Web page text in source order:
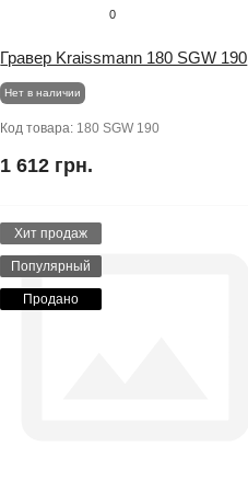
0
Гравер Kraissmann 180 SGW 190
Нет в наличии
Код товара: 180 SGW 190
1 612 грн.
Хит продаж
Популярный
Продано